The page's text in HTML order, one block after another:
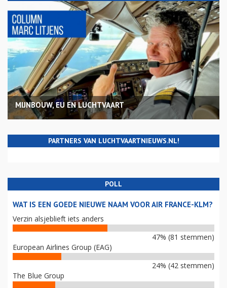
MIJNBOUW, EU EN LUCHTVAART
PARTNERS VAN LUCHTVAARTNIEUWS.NL!
POLL
WAT IS EEN GOEDE NIEUWE NAAM VOOR AIR FRANCE-KLM?
Verzin alsjeblieft iets anders
47% (81 stemmen)
European Airlines Group (EAG)
24% (42 stemmen)
The Blue Group